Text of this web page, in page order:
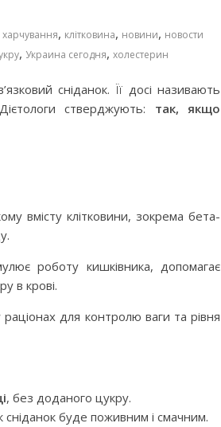
, клітковина, новини, новости
, Украина сегодня, холестерин
сніданок. Її досі називають
стверджують: так, якщо
вмісту клітковини, зокрема бета-
роботу кишківника, допомагає
в крові.
раціонах для контролю ваги та рівня
, без доданого цукру.
сніданок буде поживним і смачним.